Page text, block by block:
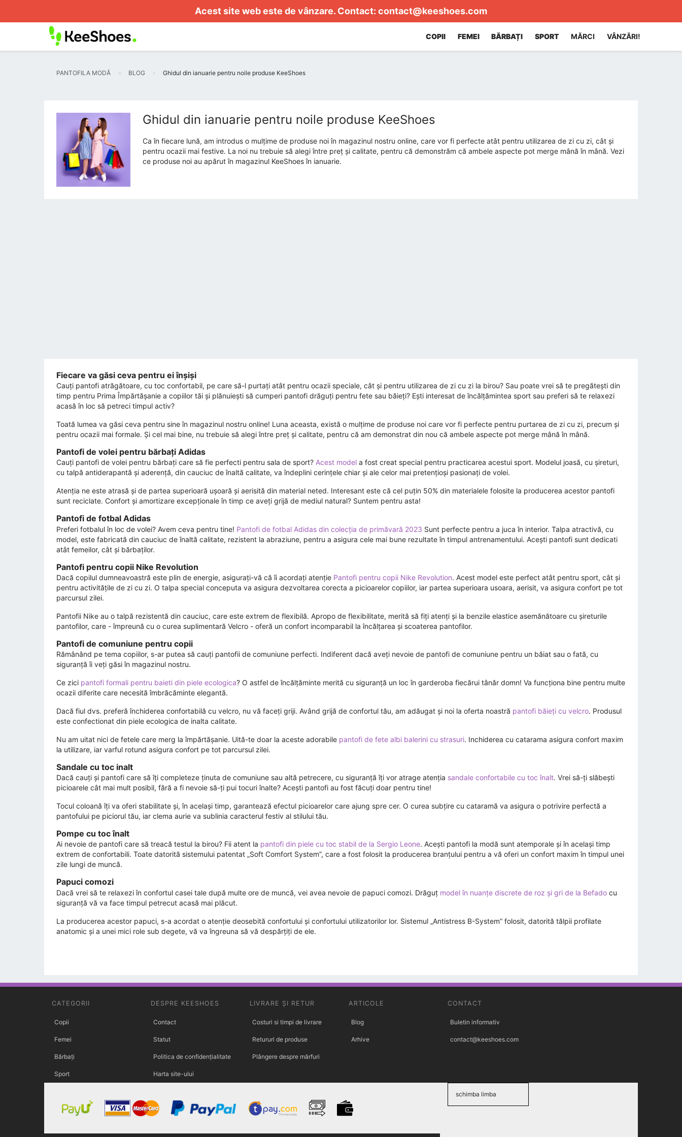
Acest site web este de vânzare. Contact: contact@keeshoes.com
COPII FEMEI BĂRBAȚI SPORT MĂRCI VÂNZĂRI!
PANTOFILA MODĂ BLOG Ghidul din ianuarie pentru noile produse KeeShoes
Ghidul din ianuarie pentru noile produse KeeShoes
Ca în fiecare lună, am introdus o mulțime de produse noi în magazinul nostru online, care vor fi perfecte atât pentru utilizarea de zi cu zi, cât și
pentru ocazii mai festive. La noi nu trebuie să alegi între preț și calitate, pentru că demonstrăm că ambele aspecte pot merge mână în mână. Vezi
ce produse noi au apărut în magazinul KeeShoes în ianuarie.
Fiecare va găsi ceva pentru ei înșiși
Cauți pantofi atrăgătoare, cu toc confortabil, pe care să-l purtați atât pentru ocazii speciale, cât și pentru utilizarea de zi cu zi la birou? Sau poate vrei să te pregătești din
timp pentru Prima Împărtășanie a copiilor tăi și plănuiești să cumperi pantofi drăguți pentru fete sau băieți? Ești interesat de încălțămintea sport sau preferi să te relaxezi
acasă în loc să petreci timpul activ?
Toată lumea va găsi ceva pentru sine în magazinul nostru online! Luna aceasta, există o mulțime de produse noi care vor fi perfecte pentru purtarea de zi cu zi, precum și
pentru ocazii mai formale. Și cel mai bine, nu trebuie să alegi între preț și calitate, pentru că am demonstrat din nou că ambele aspecte pot merge mână în mână.
Pantofi de volei pentru bărbați Adidas
Cauți pantofi de volei pentru bărbați care să fie perfecti pentru sala de sport? Acest model a fost creat special pentru practicarea acestui sport. Modelul joasă, cu șireturi,
cu talpă antiderapantă și aderență, din cauciuc de înaltă calitate, va îndeplini cerințele chiar și ale celor mai pretențioși pasionați de volei.
Atenția ne este atrasă și de partea superioară ușoară și aerisită din material neted. Interesant este că cel puțin 50% din materialele folosite la producerea acestor pantofi
sunt reciclate. Confort și amortizare excepționale în timp ce aveți grijă de mediul natural? Suntem pentru asta!
Pantofi de fotbal Adidas
Preferi fotbalul în loc de volei? Avem ceva pentru tine! Pantofi de fotbal Adidas din colecția de primăvară 2023 Sunt perfecte pentru a juca în interior. Talpa atractivă, cu
model, este fabricată din cauciuc de înaltă calitate, rezistent la abraziune, pentru a asigura cele mai bune rezultate în timpul antrenamentului. Acești pantofi sunt dedicati
atât femeilor, cât și bărbaților.
Pantofi pentru copii Nike Revolution
Dacă copilul dumneavoastră este plin de energie, asigurați-vă că îi acordați atenție Pantofi pentru copii Nike Revolution. Acest model este perfect atât pentru sport, cât și
pentru activitățile de zi cu zi. O talpa special conceputa va asigura dezvoltarea corecta a picioarelor copiilor, iar partea superioara usoara, aerisit, va asigura confort pe tot
parcursul zilei.
Pantofii Nike au o talpă rezistentă din cauciuc, care este extrem de flexibilă. Apropo de flexibilitate, merită să fiți atenți și la benzile elastice asemănătoare cu șireturile
pantofilor, care - împreună cu o curea suplimentară Velcro - oferă un confort incomparabil la încălțarea și scoaterea pantofilor.
Pantofi de comuniune pentru copii
Rămânând pe tema copiilor, s-ar putea să cauți pantofii de comuniune perfecti. Indiferent dacă aveți nevoie de pantofi de comuniune pentru un băiat sau o fată, cu
siguranță îi veți găsi în magazinul nostru.
Ce zici pantofi formali pentru baieti din piele ecologica? O astfel de încălțăminte merită cu siguranță un loc în garderoba fiecărui tânăr domn! Va funcționa bine pentru multe
ocazii diferite care necesită îmbrăcăminte elegantă.
Dacă fiul dvs. preferă închiderea confortabilă cu velcro, nu vă faceți griji. Având grijă de confortul tău, am adăugat și noi la oferta noastră pantofi băieți cu velcro. Produsul
este confectionat din piele ecologica de inalta calitate.
Nu am uitat nici de fetele care merg la împărtășanie. Uită-te doar la aceste adorabile pantofi de fete albi balerini cu strasuri. Inchiderea cu catarama asigura confort maxim
la utilizare, iar varful rotund asigura confort pe tot parcursul zilei.
Sandale cu toc inalt
Dacă cauți și pantofi care să îți completeze ținuta de comuniune sau altă petrecere, cu siguranță îți vor atrage atenția sandale confortabile cu toc înalt. Vrei să-ți slăbești
picioarele cât mai mult posibil, fără a fi nevoie să-ți pui tocuri înalte? Acești pantofi au fost făcuți doar pentru tine!
Tocul coloană îți va oferi stabilitate și, în același timp, garantează efectul picioarelor care ajung spre cer. O curea subțire cu cataramă va asigura o potrivire perfectă a
pantofului pe piciorul tău, iar clema aurie va sublinia caracterul festiv al stilului tău.
Pompe cu toc înalt
Ai nevoie de pantofi care să treacă testul la birou? Fii atent la pantofi din piele cu toc stabil de la Sergio Leone. Acești pantofi la modă sunt atemporale și în același timp
extrem de confortabili. Toate datorită sistemului patentat „Soft Comfort System”, care a fost folosit la producerea branțului pentru a vă oferi un confort maxim în timpul unei
zile lungi de muncă.
Papuci comozi
Dacă vrei să te relaxezi în confortul casei tale după multe ore de muncă, vei avea nevoie de papuci comozi. Drăguţ model în nuanțe discrete de roz și gri de la Befado cu
siguranță vă va face timpul petrecut acasă mai plăcut.
La producerea acestor papuci, s-a acordat o atenție deosebită confortului și confortului utilizatorilor lor. Sistemul „Antistress B-System” folosit, datorită tălpii profilate
anatomic și a unei mici role sub degete, vă va îngreuna să vă despărțiți de ele.
CATEGORII
Copii
Femei
Bărbați
Sport
DESPRE KEESHOES
Contact
Statut
Politica de confidențialitate
Harta site-ului
LIVRARE ȘI RETUR
Costuri si timpi de livrare
Retururi de produse
Plângere despre mărfuri
ARTICOLE
Blog
Arhive
CONTACT
Buletin informativ
contact@keeshoes.com
schimba limba